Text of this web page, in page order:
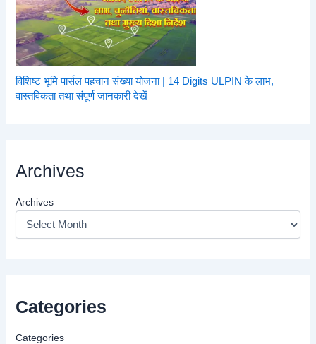
विशिष्ट भूमि पार्सल पहचान संख्या योजना | 14 Digits ULPIN के लाभ,
वास्तविकता तथा संपूर्ण जानकारी देखें
Archives
Archives
Categories
Categories